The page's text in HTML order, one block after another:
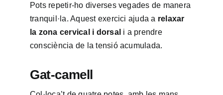
Pots repetir-ho diverses vegades de manera
tranquil·la. Aquest exercici ajuda a relaxar
la zona cervical i dorsal i a prendre
consciència de la tensió acumulada.
Gat-camell